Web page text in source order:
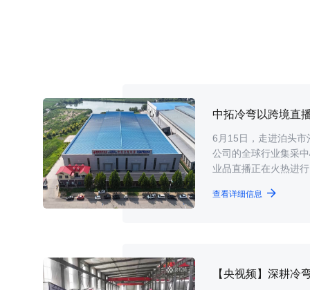
中拓冷弯以跨境直
6月15日，走进泊头
公司的全球行业集采
业品直播正在火热进
查看详细信息
【央视频】深耕冷